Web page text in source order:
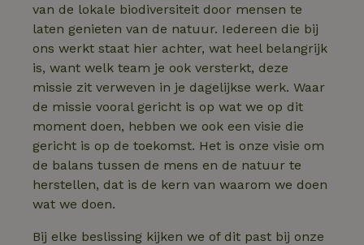
van de lokale biodiversiteit door mensen te
laten genieten van de natuur. Iedereen die bij
ons werkt staat hier achter, wat heel belangrijk
is, want welk team je ook versterkt, deze
missie zit verweven in je dagelijkse werk. Waar
de missie vooral gericht is op wat we op dit
moment doen, hebben we ook een visie die
gericht is op de toekomst. Het is onze visie om
de balans tussen de mens en de natuur te
herstellen, dat is de kern van waarom we doen
wat we doen.
Bij elke beslissing kijken we of dit past bij onze